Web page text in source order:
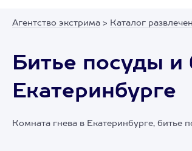
Агентство экстрима > Каталог
Битье посуды и
Екатеринбурге
Комната гнева в Екатеринбурге, битье